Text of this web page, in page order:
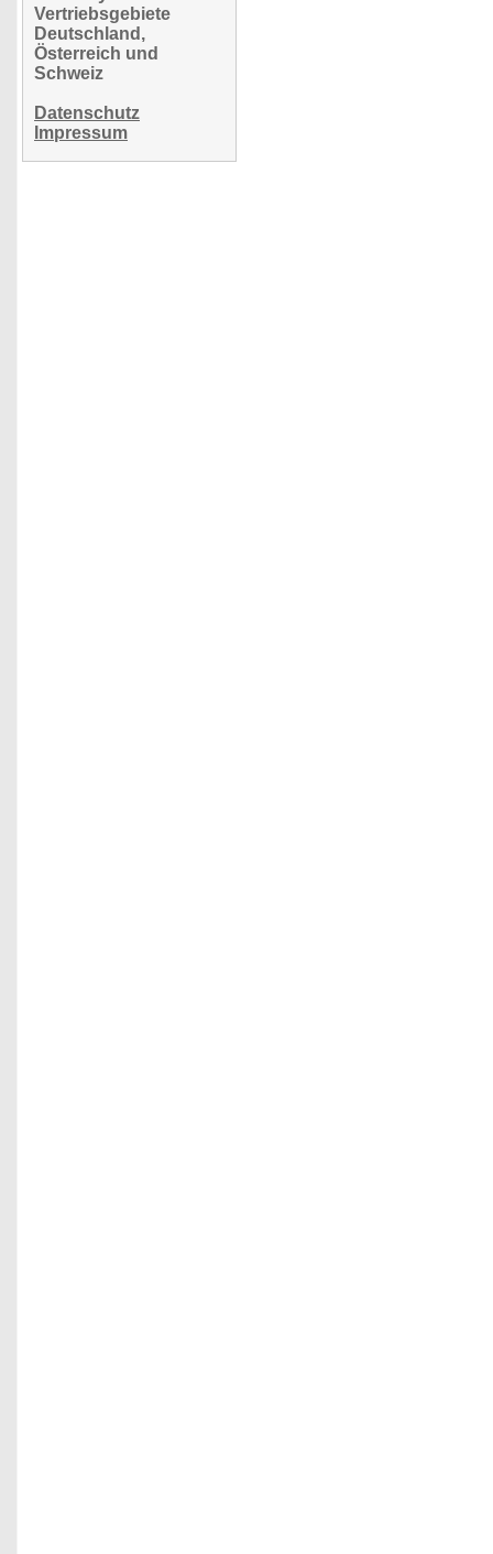
Vertriebsgebiete
Deutschland,
Österreich und
Schweiz
Datenschutz
Impressum